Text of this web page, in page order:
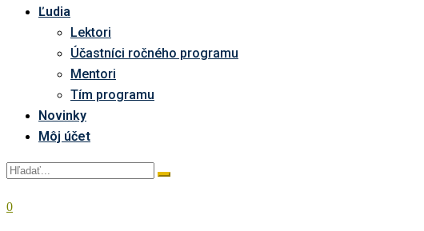
Ľudia
Lektori
Účastníci ročného programu
Mentori
Tím programu
Novinky
Môj účet
0